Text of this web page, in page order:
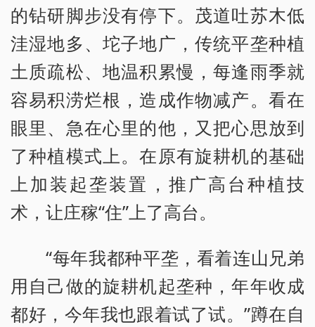
的钻研脚步没有停下。茂道吐苏木低
洼湿地多、坨子地广，传统平垄种植
土质疏松、地温积累慢，每逢雨季就
容易积涝烂根，造成作物减产。看在
眼里、急在心里的他，又把心思放到
了种植模式上。在原有旋耕机的基础
上加装起垄装置，推广高台种植技
术，让庄稼“住”上了高台。
“每年我都种平垄，看着连山兄弟
用自己做的旋耕机起垄种，年年收成
都好，今年我也跟着试了试。”蹲在自